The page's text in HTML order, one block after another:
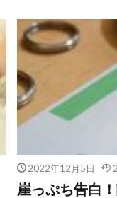
2022年12月5日
崖っぷち告白